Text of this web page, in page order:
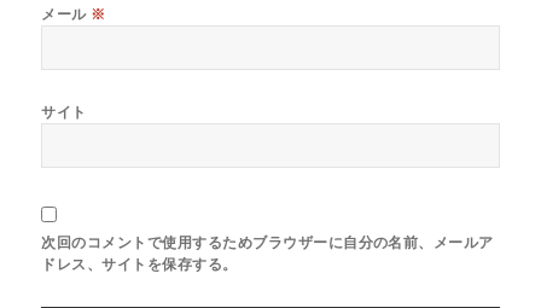
メール ※
サイト
次回のコメントで使用するためブラウザーに自分の名前、メールア
ドレス、サイトを保存する。